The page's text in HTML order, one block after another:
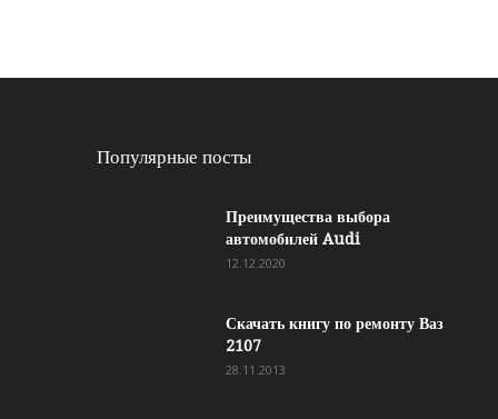
Популярные посты
Преимущества выбора
автомобилей Audi
12.12.2020
Скачать книгу по ремонту Ваз
2107
28.11.2013